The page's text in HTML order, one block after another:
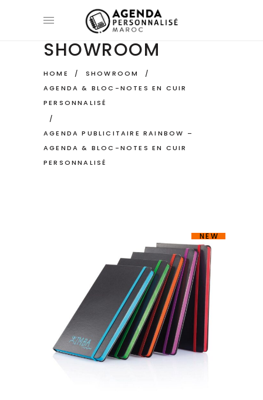
SHOWROOM
HOME / SHOWROOM
/
AGENDA & BLOC-NOTES EN CUIR
PERSONNALISÉ
/
AGENDA PUBLICITAIRE RAINBOW –
AGENDA & BLOC-NOTES EN CUIR
PERSONNALISÉ
NEW